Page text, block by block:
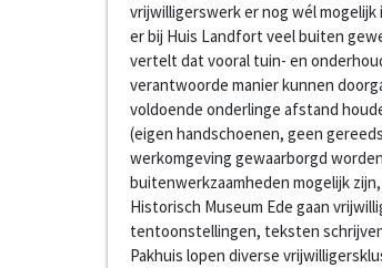
vrijwilligerswerk er nog wél
er bij Huis Landfort veel buiten
vertelt dat vooral tuin- en
verantwoorde manier kunnen
voldoende onderlinge afstand
(eigen handschoenen, geen
werkomgeving gewaarborgd
buitenwerkzaamheden mogelijk
Historisch Museum Ede gaan
tentoonstellingen, teksten
Pakhuis lopen diverse